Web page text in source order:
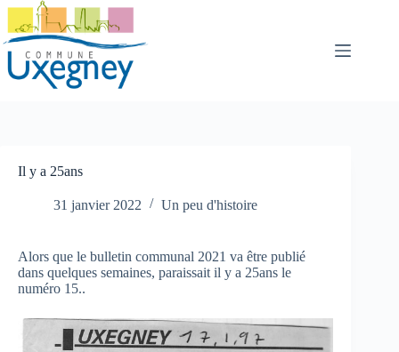
Passer
contenu
Il y a 25ans
31 janvier 2022 Un peu d'histoire
Alors que le bulletin communal 2021 va être publié
dans quelques semaines, paraissait il y a 25ans le
numéro 15..